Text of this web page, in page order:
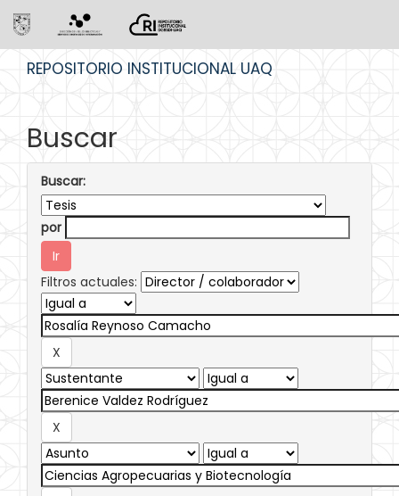
REPOSITORIO INSTITUCIONAL UAQ
Buscar
Buscar:
por
Filtros actuales: